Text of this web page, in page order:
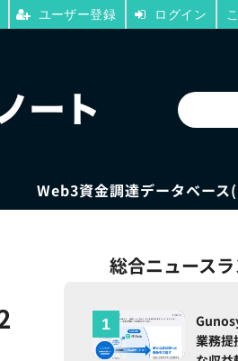
Web3資金調達データベース
総合ニュース
業務提
ユーザー登録 ログイン